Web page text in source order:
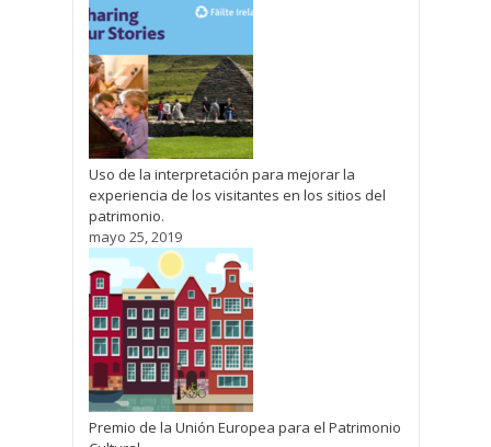
Uso de la interpretación para mejorar la
experiencia de los visitantes en los sitios del
patrimonio.
mayo 25, 2019
Premio de la Unión Europea para el Patrimonio